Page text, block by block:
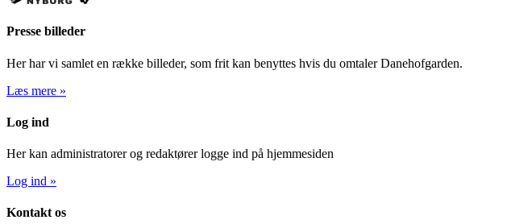
Presse billeder
Her har vi samlet en række billeder, som frit kan benyttes hvis du omtaler Danehofgarden.
Læs mere »
Log ind
Her kan administratorer og redaktører logge ind på hjemmesiden
Log ind »
Kontakt os